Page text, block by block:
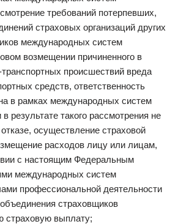
требований потерпевших,
страховых организаций других
международных систем
возмещении причиненного в
происшествий вреда
средств, ответственность
в рамках международных систем
результате такого рассмотрения не
осуществление страховой
расходов лицу или лицам,
с настоящим Федеральным
международных систем
профессиональной деятельности
страховщиков
страховую выплату;